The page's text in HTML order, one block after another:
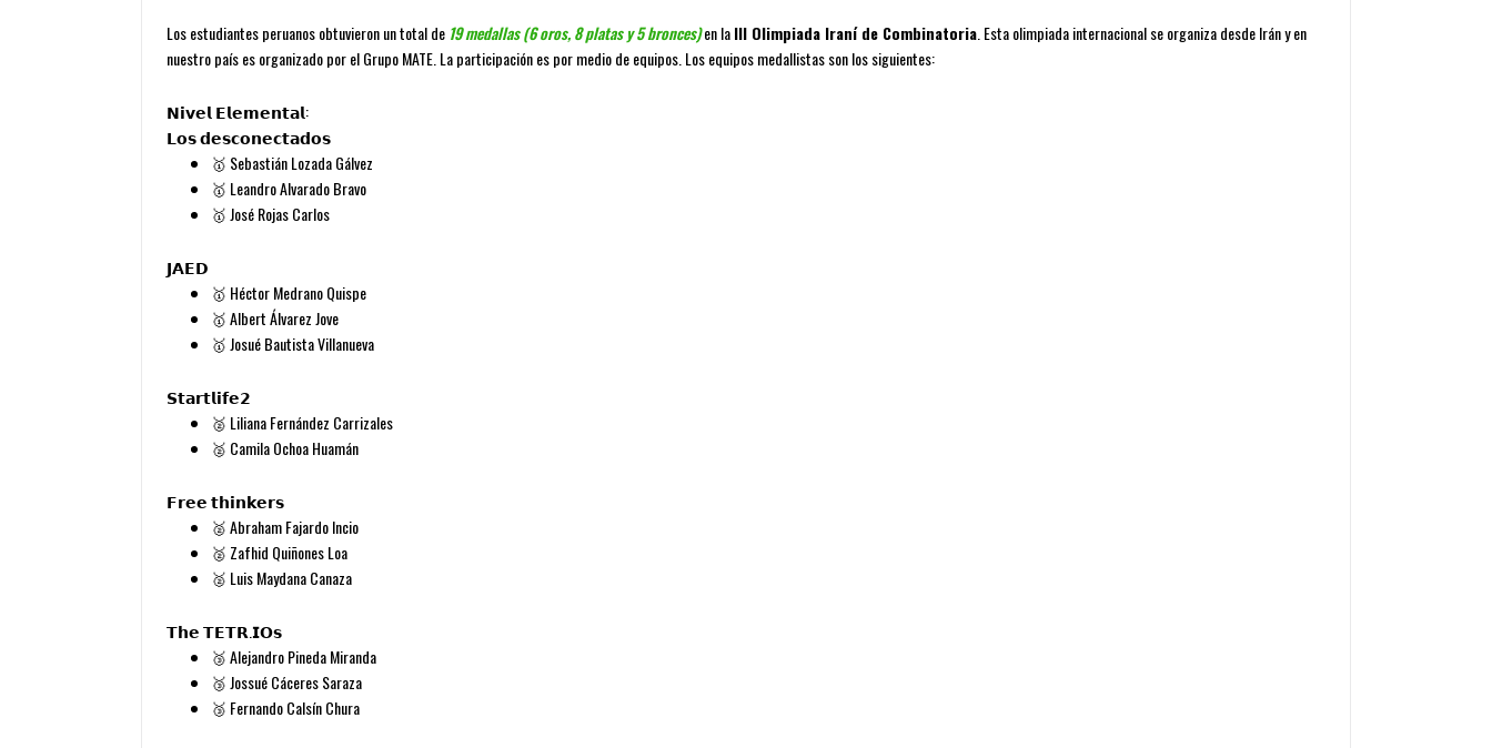
Los estudiantes peruanos obtuvieron un total de 19 medallas (6 oros, 8 platas y 5 bronces)en laIII Olimpiada Iraní de Combinatoria. Esta olimpiada internacional se organiza desde Irán y en
nuestro país es organizado por el Grupo MATE. La participación es por medio de equipos. Los equipos medallistas son los siguientes:
𝗡𝗶𝘃𝗲𝗹 𝗘𝗹𝗲𝗺𝗲𝗻𝘁𝗮𝗹:
𝗟𝗼𝘀 𝗱𝗲𝘀𝗰𝗼𝗻𝗲𝗰𝘁𝗮𝗱𝗼𝘀
🥇 Sebastián Lozada Gálvez
🥇 Leandro Alvarado Bravo
🥇 José Rojas Carlos
𝗝𝗔𝗘𝗗
🥇 Héctor Medrano Quispe
🥇Albert Álvarez Jove
🥇Josué Bautista Villanueva
𝗦𝘁𝗮𝗿𝘁𝗹𝗶𝗳𝗲𝟮
🥈 Liliana Fernández Carrizales
🥈 Camila Ochoa Huamán
𝗙𝗿𝗲𝗲 𝘁𝗵𝗶𝗻𝗸𝗲𝗿𝘀
🥈Abraham Fajardo Incio
🥈 Zafhid Quiñones Loa
🥈 Luis Maydana Canaza
𝗧𝗵𝗲 𝗧𝗘𝗧𝗥.𝗜𝗢𝘀
🥉 Alejandro Pineda Miranda
🥉 Jossué Cáceres Saraza
🥉 Fernando Calsín Chura